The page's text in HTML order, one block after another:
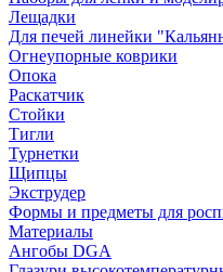
Лещадки
Для печей линейки
Огнеупорные коврики
Опока
Раскатчик
Стойки
Тигли
Турнетки
Щипцы
Экструдер
Формы и предметы для
Материалы
Ангобы DGA